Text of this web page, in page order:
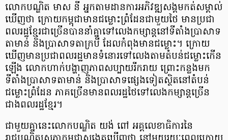
លោកបណ្ឌិត មាស នី អ្នកតាមដានការអភិវឌ្ឍសង្គមកត់សម្គាល់
ឃើញថា ក្រោយកម្ពុជាមានជម្លោះព្រំដែនជាមួយថៃ មានប្រជា
ពលរដ្ឋខ្មែរជាច្រើនបាននាំគ្នាទៅលេងកម្សាន្តនៅទីតាំងប្រាសាទ
តាមាន់ និងប្រាសាទតាក្របី ដែលកំពុងមានជម្លោះ។ ក្រោយ
ឃើញមានប្រជាពលរដ្ឋមានទំនោរទៅលេងតាមតំបន់ជម្លោះកើន
ឡើង លោកហាក់បង្ហាញភាពសប្បាយរីករាយ ព្រោះកន្លងមក
ទីតាំងប្រាសាទតាមាន់ និងប្រាសាទផ្សេងទៀតស្ថិតនៅតំបន់
ជម្លោះព្រំដែន ភាគច្រើនមានពលរដ្ឋថៃទៅលេងកម្សាន្តច្រើន
ជាងពលរដ្ឋខ្មែរ។
ជាមួយគ្នានេះលោកបណ្ឌិត យង់ ពៅ អគ្គលេខាធិការនៃ